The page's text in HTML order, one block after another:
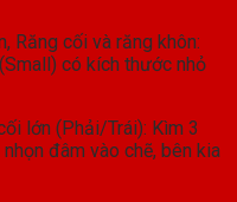
Răng cối và răng khôn:
có kích thước nhỏ
lớn (Phải/Trái): Kìm 3
đâm vào chẽ, bên kia